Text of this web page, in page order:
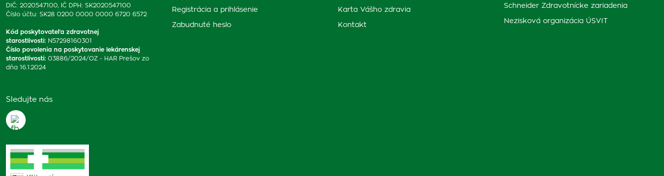
DIČ: 2020547100, IČ DPH: SK2020547100
Číslo účtu: SK28 0200 0000 0000 6720 6572
Kód poskytovateľa zdravotnej
starostlivosti: N57298160301
Číslo povolenia na poskytovanie lekárenskej
starostlivosti: 03886/2024/OZ - HAR Prešov zo
dňa 16.1.2024
Sledujte nás
Registrácia a prihlásenie
Zabudnuté heslo
Karta Vášho zdravia
Kontakt
Schneider Zdravotnícke zariadenia
Nezisková organizácia ÚSVIT